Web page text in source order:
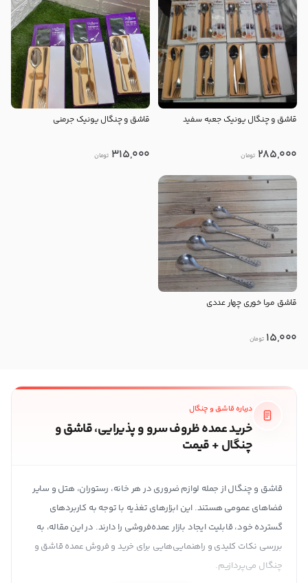
قاشق و چنگال یونیک جعبه سفید
285,000 تومان
قاشق و چنگال یونیک جرمنی
315,000 تومان
قاشق مربا خوری چهار عددی
15,000 تومان
درباره قاشق و چنگال
خرید عمده ظروف سرو و پذیرایی، قاشق و
چنگال + قیمت
قاشق و چنگال از جمله لوازم ضروری در هر خانه، رستوران، هتل و سایر
فضاهای عمومی هستند. این ابزارهای تغذیه با توجه به کاربردهای
گسترده خود، قابلیت ایجاد بازار عمده‌فروشی را دارند. در این مقاله، به
بررسی نکات کلیدی و راهنمایی‌هایی برای خرید و فروش عمده قاشق و
چنگال می‌پردازیم.